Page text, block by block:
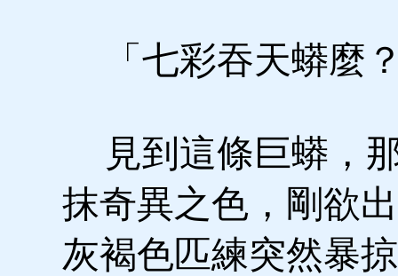
「七彩吞天蟒麼
見到這條巨蟒，
抹奇異之色，剛欲
灰褐色匹練突然暴